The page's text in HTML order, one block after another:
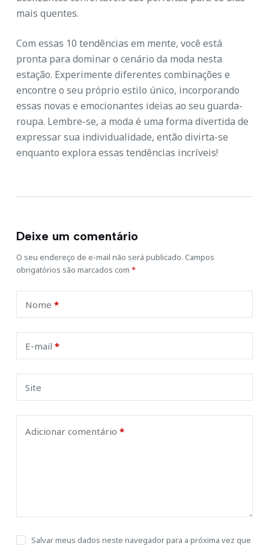
mais quentes.
Com essas 10 tendências em mente, você está
pronta para dominar o cenário da moda nesta
estação. Experimente diferentes combinações e
encontre o seu próprio estilo único, incorporando
essas novas e emocionantes ideias ao seu guarda-
roupa. Lembre-se, a moda é uma forma divertida de
expressar sua individualidade, então divirta-se
enquanto explora essas tendências incríveis!
Deixe um comentário
O seu endereço de e-mail não será publicado. Campos
obrigatórios são marcados com *
Nome *
E-mail *
Site
Adicionar comentário *
Salvar meus dados neste navegador para a próxima vez que